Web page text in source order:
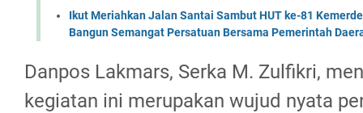
Ikut Meriahkan Jalan Santai Sambut HUT ke-81
Bangun Semangat Persatuan Bersama Pemerintah
Danpos Lakmars, Serka M. Zulfikri,
kegiatan ini merupakan wujud nyata